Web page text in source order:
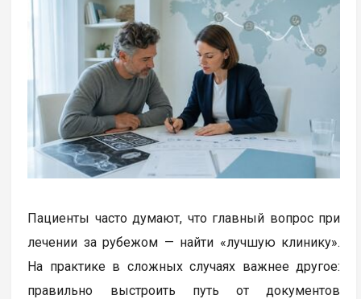
Пациенты часто думают, что главный вопрос при
лечении за рубежом — найти «лучшую клинику».
На практике в сложных случаях важнее другое:
правильно выстроить путь от документов